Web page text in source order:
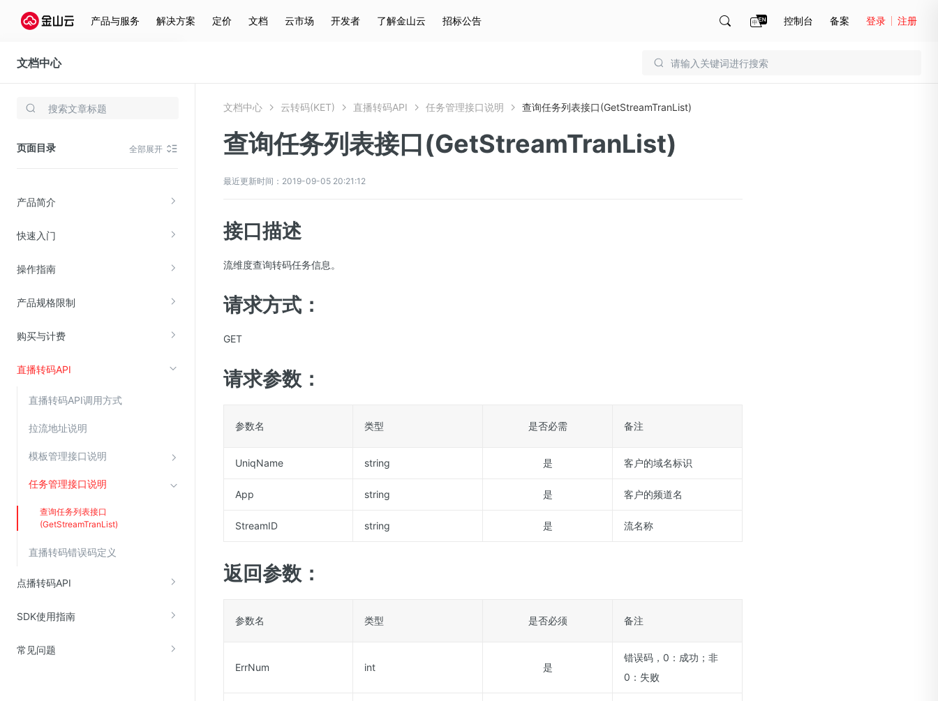
产品与服务 解决方案 定价 文档 云市场 开发者 了解金山云 招标公告 控制台 备案 登录 注册
文档中心
云转码(KET)
页面目录 全部展开
产品简介
快速入门
操作指南
产品规格限制
购买与计费
直播转码API
直播转码API调用方式
拉流地址说明
模板管理接口说明
任务管理接口说明
查询任务列表接口
(GetStreamTranList)
直播转码错误码定义
点播转码API
SDK使用指南
常见问题
存储与云分发
云硬盘(EBS)
在线迁移服务
视频云服务
云直播(KLS)
边缘节点计算
大模型应用防火墙
渗透测试
高防IP(KAD)
DDoS原生高防
密钥管理服务
文档中心 云转码(KET) 直播转码API 任务管理接口说明 查询任务列表接口(GetStreamTranList)
查询任务列表接口(GetStreamTranList)
最近更新时间：2019-09-05 20:21:12
接口描述
流维度查询转码任务信息。
请求方式：
GET
请求参数：
参数名 类型 是否必需 备注
UniqName string 是 客户的域名标识
App string 是 客户的频道名
StreamID string 是 流名称
返回参数：
参数名 类型 是否必须 备注
ErrNum int 是
错误码，0：成功；非
0：失败